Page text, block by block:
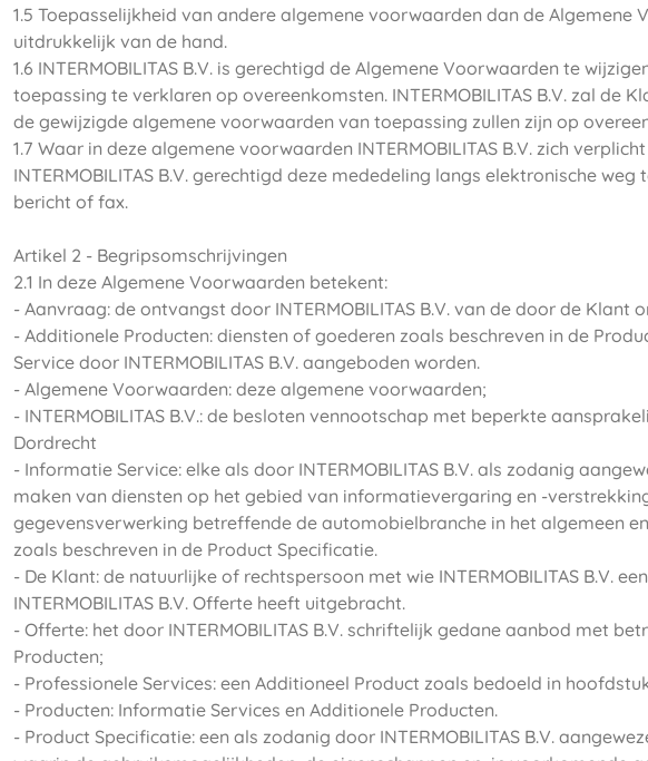
1.5 Toepasselijkheid van andere algemene voorwaarden dan de Algemene
uitdrukkelijk van de hand.
1.6 INTERMOBILITAS B.V. is gerechtigd de Algemene Voorwaarden te
toepassing te verklaren op overeenkomsten. INTERMOBILITAS B.V. zal
de gewijzigde algemene voorwaarden van toepassing zullen zijn op
1.7 Waar in deze algemene voorwaarden INTERMOBILITAS B.V. zich
INTERMOBILITAS B.V. gerechtigd deze mededeling langs elektronische
bericht of fax.
Artikel 2 - Begripsomschrijvingen
2.1 In deze Algemene Voorwaarden betekent:
- Aanvraag: de ontvangst door INTERMOBILITAS B.V. van de door de Klant
- Additionele Producten: diensten of goederen zoals beschreven in de
Service door INTERMOBILITAS B.V. aangeboden worden.
- Algemene Voorwaarden: deze algemene voorwaarden;
- INTERMOBILITAS B.V.: de besloten vennootschap met beperkte
Dordrecht
- Informatie Service: elke als door INTERMOBILITAS B.V. als zodanig
maken van diensten op het gebied van informatievergaring en -
gegevensverwerking betreffende de automobielbranche in het algemeen
zoals beschreven in de Product Specificatie.
- De Klant: de natuurlijke of rechtspersoon met wie INTERMOBILITAS B.V.
INTERMOBILITAS B.V. Offerte heeft uitgebracht.
- Offerte: het door INTERMOBILITAS B.V. schriftelijk gedane aanbod met
Producten;
- Professionele Services: een Additioneel Product zoals bedoeld in
- Producten: Informatie Services en Additionele Producten.
- Product Specificatie: een als zodanig door INTERMOBILITAS B.V.